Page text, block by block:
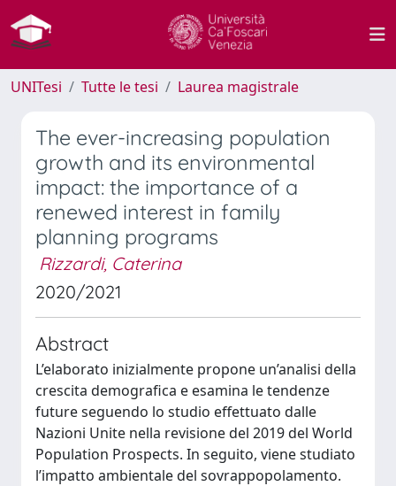
UNITesi Tutte le tesi Laurea magistrale
The ever-increasing population
growth and its environmental
impact: the importance of a
renewed interest in family
planning programs
Rizzardi, Caterina
2020/2021
Abstract
L’elaborato inizialmente propone un’analisi della
crescita demografica e esamina le tendenze
future seguendo lo studio effettuato dalle
Nazioni Unite nella revisione del 2019 del World
Population Prospects. In seguito, viene studiato
l’impatto ambientale del sovrappopolamento.